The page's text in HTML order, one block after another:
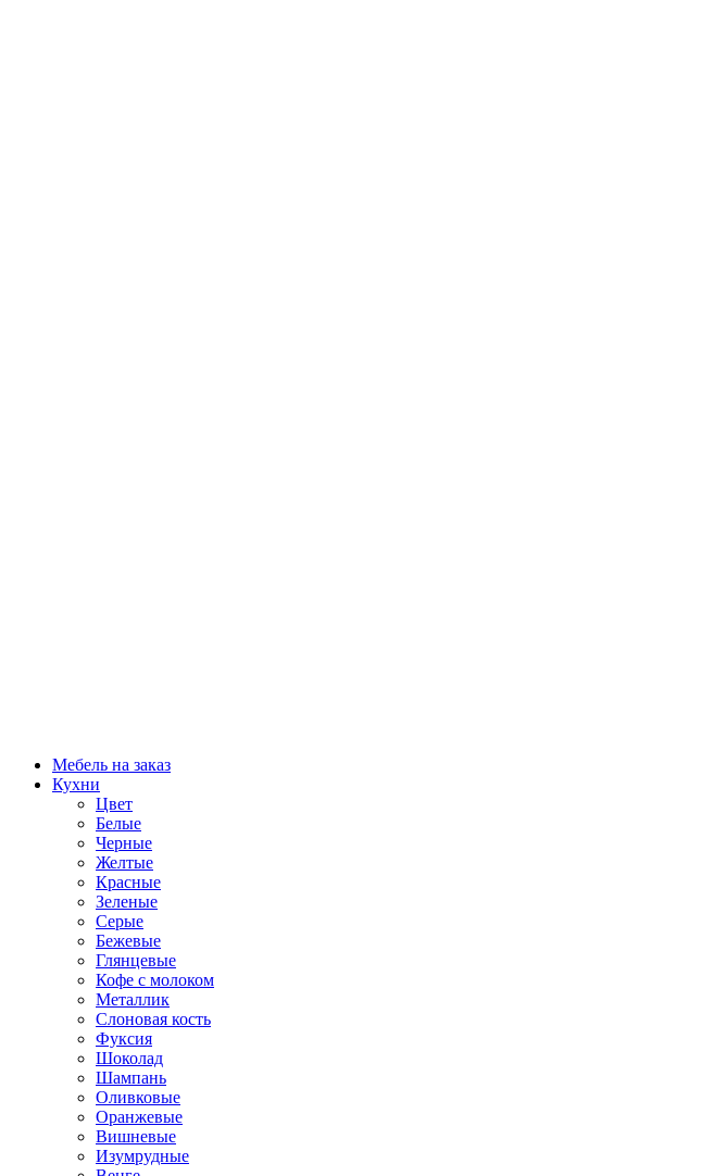
Мебель на заказ
Кухни
Цвет
Белые
Черные
Желтые
Красные
Зеленые
Серые
Бежевые
Глянцевые
Кофе с молоком
Металлик
Слоновая кость
Фуксия
Шоколад
Шампань
Оливковые
Оранжевые
Вишневые
Изумрудные